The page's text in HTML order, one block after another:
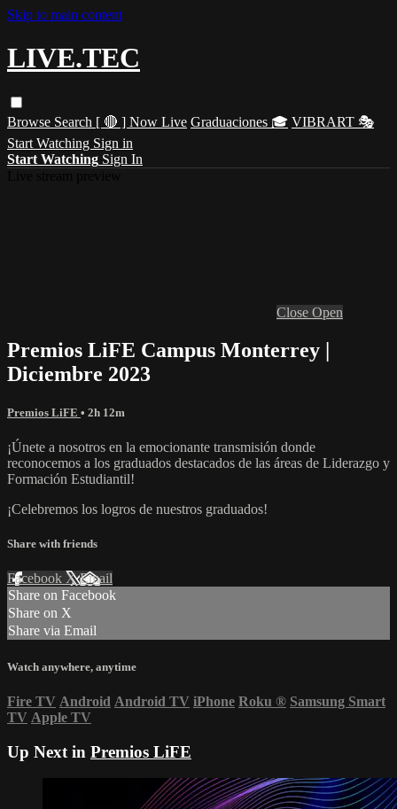
Skip to main content
LIVE.TEC
Browse Search [ 🔴 ] Now Live Graduaciones 🎓 VIBRART 🎭
Start Watching Sign in
Start Watching Sign In
Close Open
Premios LiFE Campus Monterrey |
Diciembre 2023
Premios LiFE • 2h 12m
¡Únete a nosotros en la emocionante transmisión donde
reconocemos a los graduados destacados de las áreas de Liderazgo y
Formación Estudiantil!
¡Celebremos los logros de nuestros graduados!
Share with friends
Facebook XEmail
Share on Facebook
Share on X
Share via Email
Watch anywhere, anytime
Fire TV Android Android TV iPhone Roku ® Samsung Smart
TV Apple TV
Up Next in Premios LiFE